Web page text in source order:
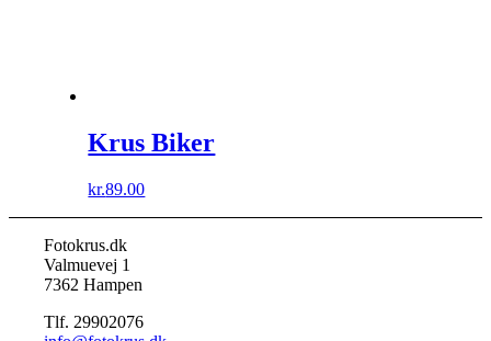
Krus Biker
kr.89.00
Fotokrus.dk
Valmuevej 1
7362 Hampen
Tlf. 29902076